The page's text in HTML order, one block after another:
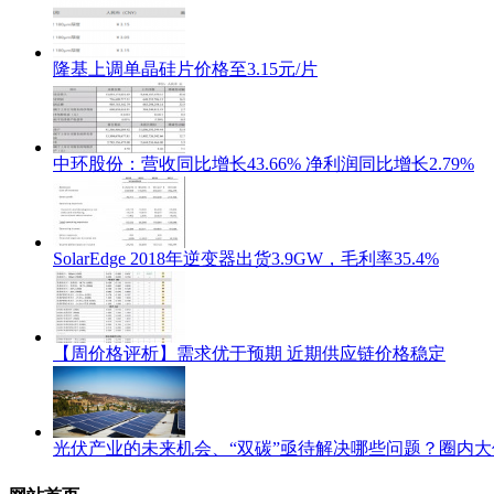
隆基上调单晶硅片价格至3.15元/片
中环股份：营收同比增长43.66% 净利润同比增长2.79%
SolarEdge 2018年逆变器出货3.9GW，毛利率35.4%
【周价格评析】需求优于预期 近期供应链价格稳定
光伏产业的未来机会、“双碳”亟待解决哪些问题？圈内